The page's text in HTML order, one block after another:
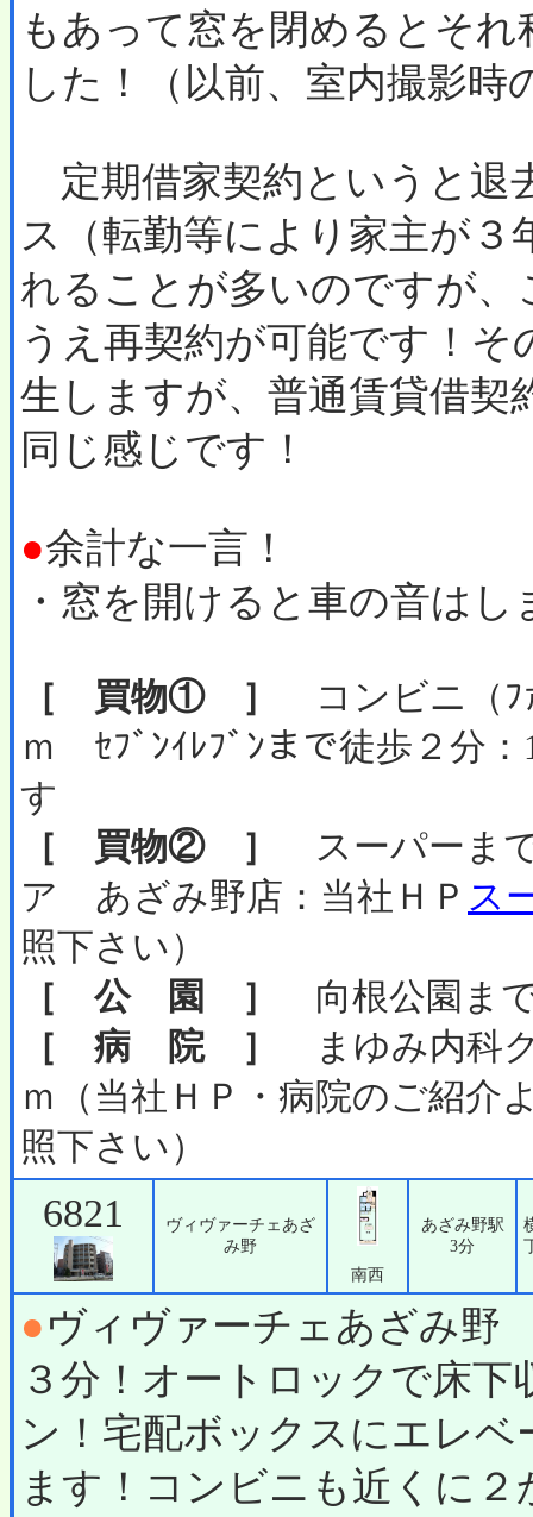
もあって窓を閉めるとそ
した！（以前、室内撮影時
定期借家契約というと退
ス（転勤等により家主が
れることが多いのですが
うえ再契約が可能です！
生しますが、普通賃貸借契
同じ感じです！
●余計な一言！
・窓を開けると車の音はし
［ 買物① ］
コンビニ（ﾌ
ｍ ｾﾌﾞﾝｲﾚﾌﾞﾝまで徒歩２分
す
［ 買物② ］
スーパーま
ア あざみ野店：当社ＨＰ ス
照下さい）
［ 公 園 ］
向根公園ま
［ 病 院 ］
まゆみ内科
ｍ（当社ＨＰ・病院のご紹介
照下さい）
6821
ヴィヴァーチェあざ
み野
南西
あざみ野駅
3分
●ヴィヴァーチェあざみ
３分！オートロックで床
ン！宅配ボックスにエレ
ます！コンビニも近くに